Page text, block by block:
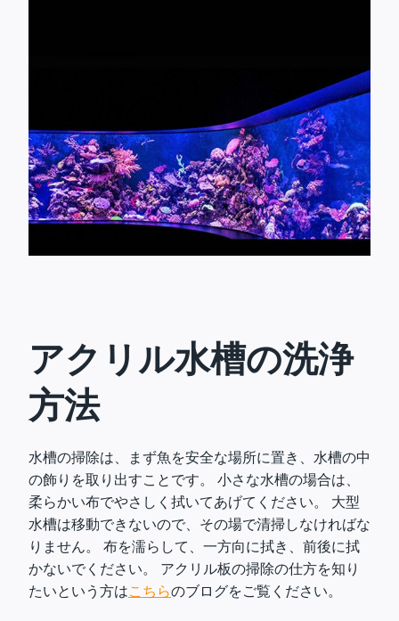
アクリル水槽の洗浄
方法
水槽の掃除は、まず魚を安全な場所に置き、水槽の中
の飾りを取り出すことです。 小さな水槽の場合は、
柔らかい布でやさしく拭いてあげてください。 大型
水槽は移動できないので、その場で清掃しなければな
りません。 布を濡らして、一方向に拭き、前後に拭
かないでください。 アクリル板の掃除の仕方を知り
たいという方はこちらのブログをご覧ください。